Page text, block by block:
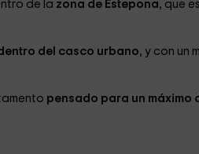
de la zona de Estepona, que
del casco urbano, y con un
pensado para un máximo